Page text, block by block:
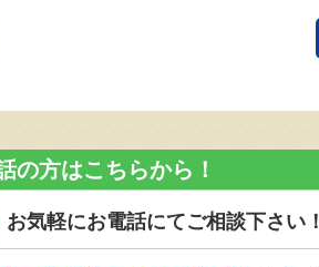
の方はこちらから！
お気軽にお電話にてご相談下さい！